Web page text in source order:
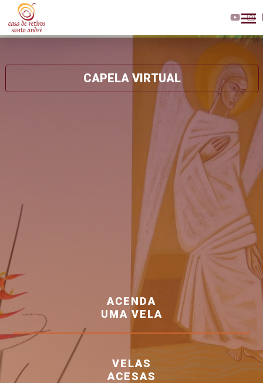
CAPELA VIRTUAL
ACENDA
UMA VELA
VELAS
ACESAS